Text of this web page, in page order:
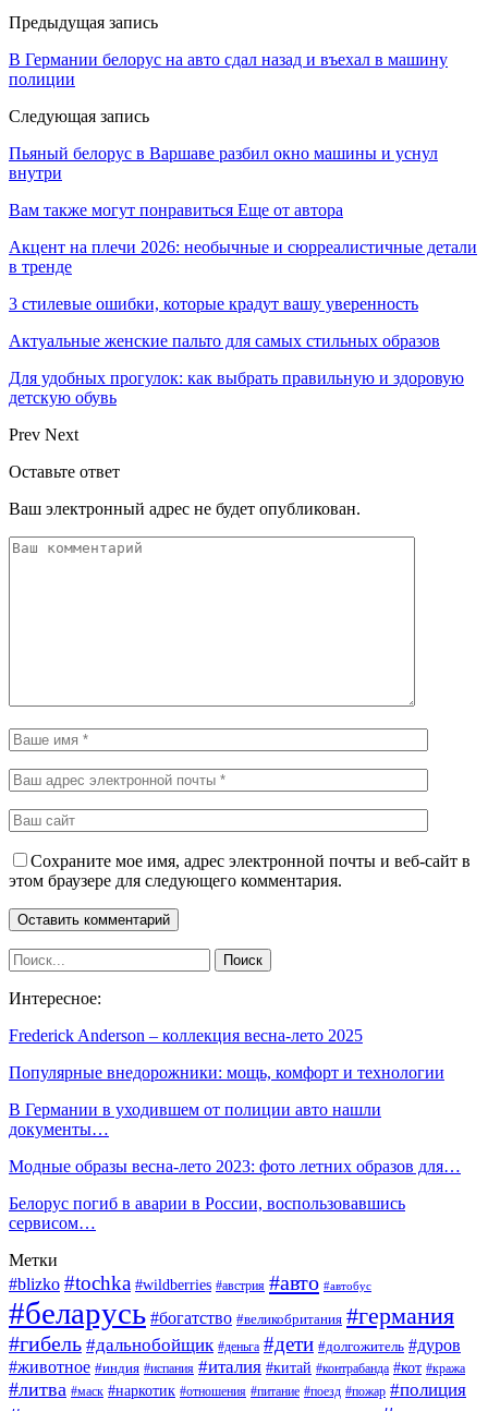
Предыдущая запись
В Германии белорус на авто сдал назад и въехал в машину
полиции
Следующая запись
Пьяный белорус в Варшаве разбил окно машины и уснул
внутри
Вам также могут понравиться Еще от автора
Акцент на плечи 2026: необычные и сюрреалистичные детали
в тренде
3 стилевые ошибки, которые крадут вашу уверенность
Актуальные женские пальто для самых стильных образов
Для удобных прогулок: как выбрать правильную и здоровую
детскую обувь
Prev Next
Оставьте ответ
Ваш электронный адрес не будет опубликован.
Сохраните мое имя, адрес электронной почты и веб-сайт в
этом браузере для следующего комментария.
Интересное:
Frederick Anderson – коллекция весна-лето 2025
Популярные внедорожники: мощь, комфорт и технологии
В Германии в уходившем от полиции авто нашли
документы…
Модные образы весна-лето 2023: фото летних образов для…
Белорус погиб в аварии в России, воспользовавшись
сервисом…
Метки
#blizko #tochka #wildberries #австрия #авто #автобус
#беларусь #богатство #великобритания #германия
#гибель #дальнобойщик #деньга #дети #долгожитель #дуров
#животное #индия #испания #италия #китай #контрабанда #кот #кража
#литва #маск #наркотик #отношения #питание #поезд #пожар #полиция